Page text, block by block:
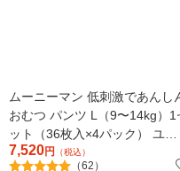
ムーニーマン 低刺激であんし
おむつ パンツ L（9〜14kg）1
ット（36枚入×4パック） ユ
ニ・チャーム
7,520円 （税込）
（62）